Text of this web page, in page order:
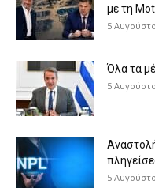
με τη
5
Όλα τα
5
5